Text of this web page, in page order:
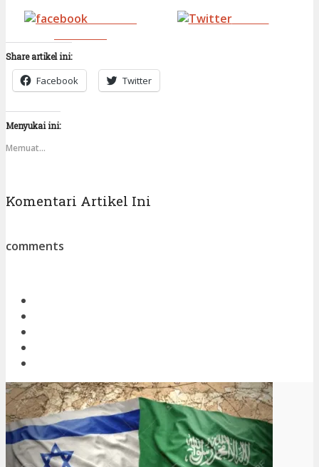
Tweet
Share artikel ini:
Facebook Twitter
Menyukai ini:
Memuat...
Komentari Artikel Ini
comments